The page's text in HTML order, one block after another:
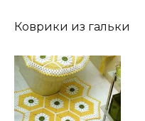
Коврики из гальки